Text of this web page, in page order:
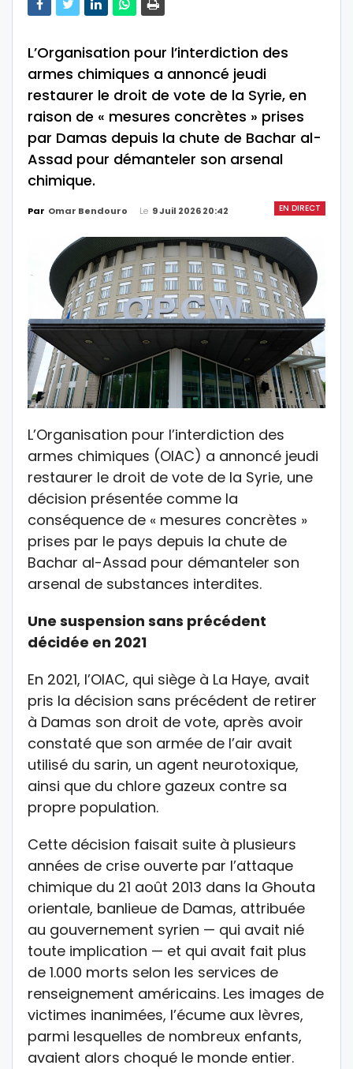
L’Organisation pour l’interdiction des
armes chimiques a annoncé jeudi
restaurer le droit de vote de la Syrie, en
raison de « mesures concrètes » prises
par Damas depuis la chute de Bachar al-
Assad pour démanteler son arsenal
chimique.
EN DIRECT
Par Omar Bendouro Le 9 Juil 2026 20:42
L’Organisation pour l’interdiction des
armes chimiques (OIAC) a annoncé jeudi
restaurer le droit de vote de la Syrie, une
décision présentée comme la
conséquence de « mesures concrètes »
prises par le pays depuis la chute de
Bachar al-Assad pour démanteler son
arsenal de substances interdites.
Une suspension sans précédent
décidée en 2021
En 2021, l’OIAC, qui siège à La Haye, avait
pris la décision sans précédent de retirer
à Damas son droit de vote, après avoir
constaté que son armée de l’air avait
utilisé du sarin, un agent neurotoxique,
ainsi que du chlore gazeux contre sa
propre population.
Cette décision faisait suite à plusieurs
années de crise ouverte par l’attaque
chimique du 21 août 2013 dans la Ghouta
orientale, banlieue de Damas, attribuée
au gouvernement syrien — qui avait nié
toute implication — et qui avait fait plus
de 1.000 morts selon les services de
renseignement américains. Les images de
victimes inanimées, l’écume aux lèvres,
parmi lesquelles de nombreux enfants,
avaient alors choqué le monde entier.